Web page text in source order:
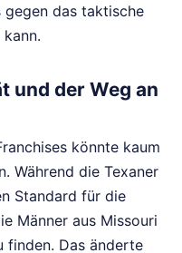
gegen das taktische
und der Weg an
könnte kaum
Während die Texaner
Standard für die
Männer aus Missouri
finden. Das änderte